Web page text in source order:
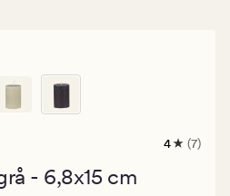
7
4 (7)
- 6,8x15 cm